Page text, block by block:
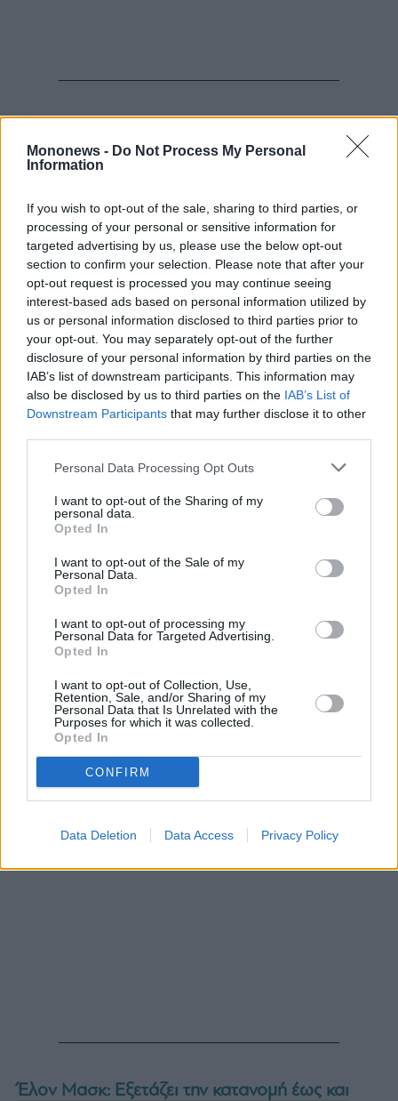
Mononews - Do Not Process My Personal
Information
If you wish to opt-out of the sale, sharing to third parties, or
processing of your personal or sensitive information for
targeted advertising by us, please use the below opt-out
section to confirm your selection. Please note that after your
opt-out request is processed you may continue seeing
interest-based ads based on personal information utilized by
us or personal information disclosed to third parties prior to
your opt-out. You may separately opt-out of the further
disclosure of your personal information by third parties on the
IAB’s list of downstream participants. This information may
also be disclosed by us to third parties on the IAB’s List of
Downstream Participants that may further disclose it to other
Personal Data Processing Opt Outs
I want to opt-out of the Sharing of my
personal data.
Opted In
I want to opt-out of the Sale of my
Personal Data.
Opted In
I want to opt-out of processing my
Personal Data for Targeted Advertising.
Opted In
I want to opt-out of Collection, Use,
Retention, Sale, and/or Sharing of my
Personal Data that Is Unrelated with the
Purposes for which it was collected.
Opted In
CONFIRM
Data Deletion Data Access Privacy Policy
προχωρήσει σε προβλέψεις για την πρώτη
χρόνια.
Τον Οκτώβριο ανακοίνωσε ένα από τα
μεγαλύτερα στοιχήματά της, την εξαγορά της
Avidity Biosciences Inc. έναντι 12 δισ.
δολαρίων, ενώ ακολούθησαν και άλλες
συμφωνίες σε φάρμακα για αλλεργικές
παθήσεις και τον καρκίνο του μαστού.
Διαβάστε επίσης:
Metlen: Επιβεβαιώνει το guidance για EBITDA
750 εκατ. ευρώ το 2025 – Mεταθέτει για τις
Έλον Μασκ: Εξετάζει την κατανομή έως και